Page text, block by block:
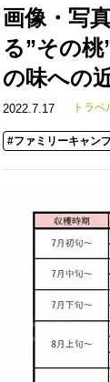
画像・写
る”その
の味への
2022.7.17 トラベ
#ファミリーキャン